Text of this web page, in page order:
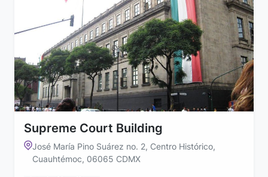
Supreme Court Building
José María Pino Suárez no. 2, Centro Histórico,
Cuauhtémoc, 06065 CDMX